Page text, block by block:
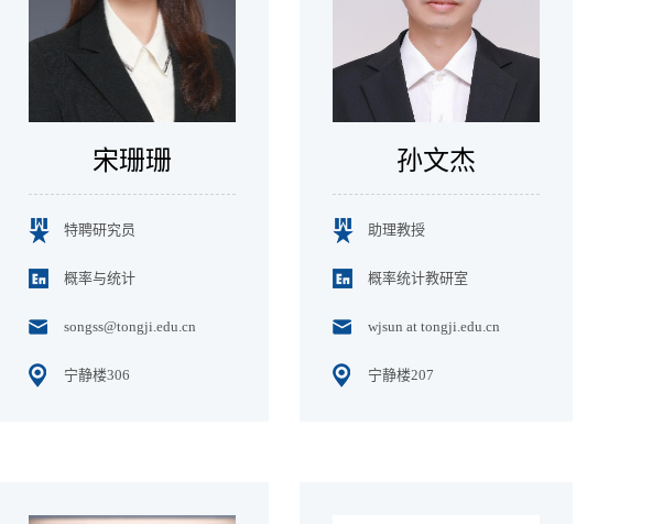
宋珊珊
特聘研究员
概率与统计
songss@tongji.edu.cn
宁静楼306
孙文杰
助理教授
概率统计教研室
wjsun at tongji.edu.cn
宁静楼207